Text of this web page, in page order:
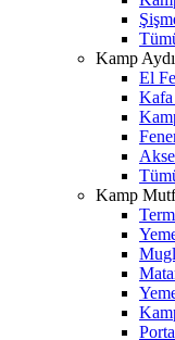
Kamp
El
Kafa
Kamp